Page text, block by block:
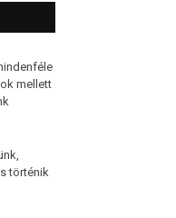
mellett
történik